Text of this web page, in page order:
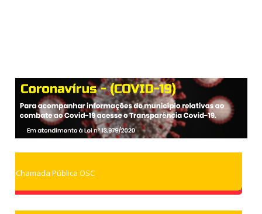
Chamada Pública OSC